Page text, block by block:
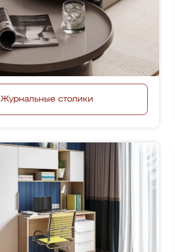
Журнальные столики